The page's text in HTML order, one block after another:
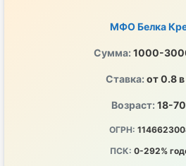
МФО Белка
Сумма: 1000-
Ставка: от 0.8
Возраст: 18-
ОГРН:
ПСК: 0-292%